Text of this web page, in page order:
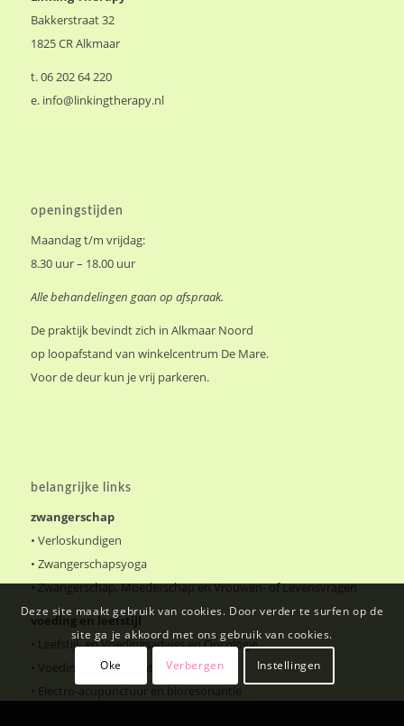
Bakkerstraat 32
1825 CR Alkmaar
t. 06 202 64 220
e. info@linkingtherapy.nl
openingstijden
Maandag t/m vrijdag:
8.30 uur – 18.00 uur
Alle behandelingen gaan op afspraak.
De praktijk bevindt zich in Alkmaar Noord
op loopafstand van winkelcentrum De Mare.
Voor de deur kun je vrij parkeren.
belangrijke links
zwangerschap
• Verloskundigen
• Zwangerschapsyoga
•Zwangerschap, Moederschap en Vrouwen- of Levensvragen
voeding en leefstijl
• Leefstijl- en Voedingsadvies en Oncologie
• Voedings- en Gewichtsconsulente
• Electro-acupunctuur en bioresonantie
Deze site maakt gebruik van cookies. Door verder te surfen op de
site ga je akkoord met ons gebruik van cookies.
Oke Verbergen Instellingen